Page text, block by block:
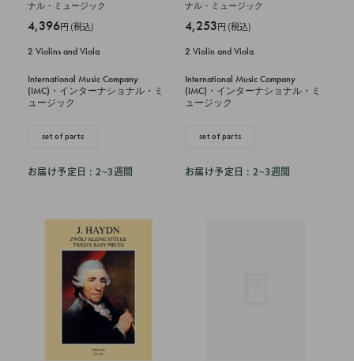
ナル・ミュージック
販
価
格
4,396円 (税込)
2 Violins and Viola
International Music Company
(IMC)・インターナショナル・ミ
ュージック
set of parts
お届け予定日 : 2~3週間
ナル・ミュージック
販
価
格
4,253円 (税込)
2 Violin and Viola
International Music Company
(IMC)・インターナショナル・ミ
ュージック
set of parts
お届け予定日 : 2~3週間